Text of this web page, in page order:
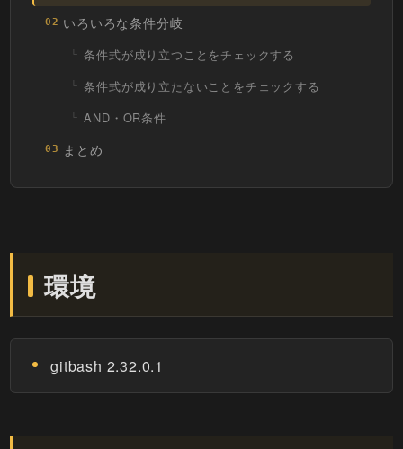
02 いろいろな条件分岐
条件式が成り立つことをチェックする
条件式が成り立たないことをチェックする
AND・OR条件
03 まとめ
環境
gitbash 2.32.0.1